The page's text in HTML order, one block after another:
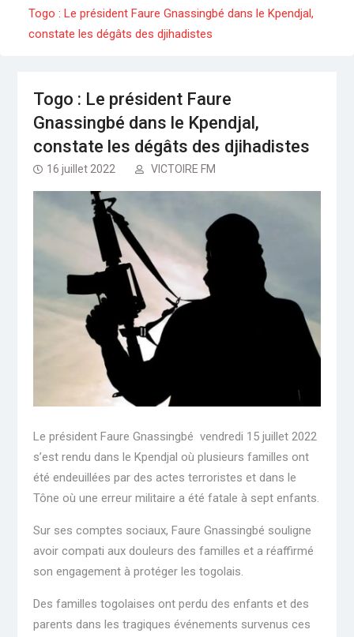
et accélération
Togo : Le président Faure Gnassingbé dans le
Canal +
Togo : Le président Faure Gnassingbé dans le Kpendjal,
constate les dégâts des djihadistes
Togo : Le président Faure
Gnassingbé dans le Kpendjal,
constate les dégâts des djihadistes
16 juillet 2022 VICTOIRE FM
Le président Faure Gnassingbé vendredi 15 juillet 2022
s’est rendu dans le Kpendjal où plusieurs familles ont
été endeuillées par des actes terroristes et dans le
Tône où une erreur militaire a été fatale à sept enfants.
Sur ses comptes sociaux, Faure Gnassingbé souligne
avoir compati aux douleurs des familles et a réaffirmé
son engagement à protéger les togolais.
Des familles togolaises ont perdu des enfants et des
parents dans les tragiques événements survenus ces